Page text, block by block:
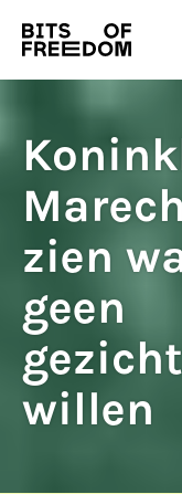
Search
for:
zien
geen
willen